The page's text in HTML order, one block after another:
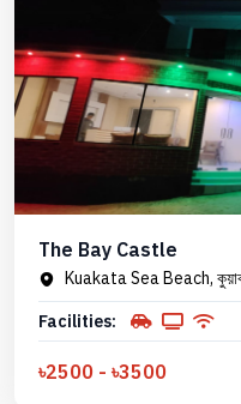
The Bay Castle
Kuakata Sea Beach,
Facilities:
৳2500 - ৳3500